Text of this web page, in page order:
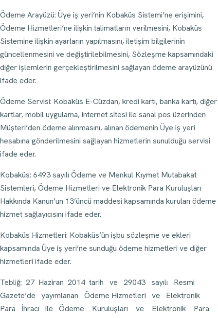
Ödeme Arayüzü: Üye iş yeri’nin Kobaküs Sistemi’ne erişimini,
Ödeme Hizmetleri’ne ilişkin talimatların verilmesini, Kobaküs
Sistemine ilişkin ayarların yapılmasını, iletişim bilgilerinin
güncellenmesini ve değiştirilebilmesini, Sözleşme kapsamındaki
diğer işlemlerin gerçekleştirilmesini sağlayan ödeme arayüzünü
ifade eder.
Ödeme Servisi: Kobaküs E-Cüzdan, kredi kartı, banka kartı, diğer
kartlar, mobil uygulama, internet sitesi ile sanal pos üzerinden
Müşteri’den ödeme alınmasını, alınan ödemenin Üye iş yeri
hesabına gönderilmesini sağlayan hizmetlerin sunulduğu servisi
ifade eder.
Kobaküs: 6493 sayılı Ödeme ve Menkul Kıymet Mutabakat
Sistemleri, Ödeme Hizmetleri ve Elektronik Para Kuruluşları
Hakkında Kanun’un 13’üncü maddesi kapsamında kurulan ödeme
hizmet sağlayıcısını ifade eder.
Kobaküs Hizmetleri: Kobaküs’ün işbu sözleşme ve ekleri
kapsamında Üye iş yeri’ne sunduğu ödeme hizmetleri ve diğer
hizmetleri ifade eder.
Tebliğ: 27 Haziran 2014 tarih ve 29043 sayılı Resmi
Gazete’de yayımlanan Ödeme Hizmetleri ve Elektronik
Para İhracı ile Ödeme Kuruluşları ve Elektronik Para